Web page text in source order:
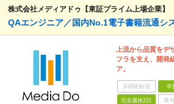
株式会社メディアドゥ【東証プライム上場企業】
QAエンジニア／国内No.1電子書籍流通シ
上流から品質を
フラを支え、開発
ア。
未経験歓迎 学
完全週休2日 賞